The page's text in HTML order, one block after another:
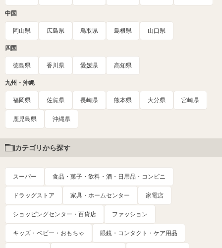
中国
岡山県 広島県 鳥取県 島根県 山口県
四国
徳島県 香川県 愛媛県 高知県
九州・沖縄
福岡県 佐賀県 長崎県 熊本県 大分県 宮崎県
鹿児島県 沖縄県
カテゴリから探す
スーパー 食品・菓子・飲料・酒・日用品・コンビニ
ドラッグストア 家具・ホームセンター 家電店
ショッピングセンター・百貨店 ファッション
キッズ・ベビー・おもちゃ 眼鏡・コンタクト・ケア用品